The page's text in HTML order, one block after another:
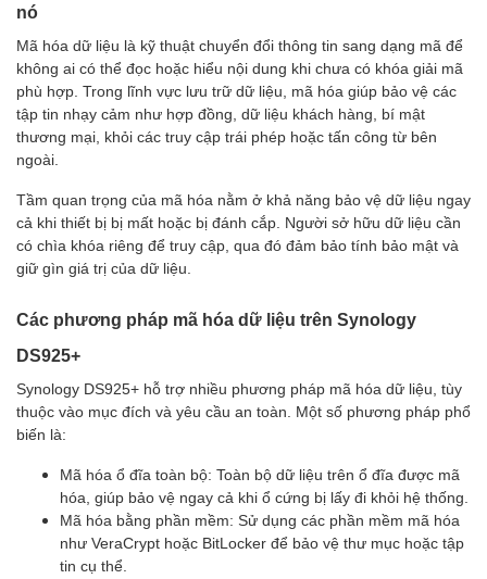
nó
Mã hóa dữ liệu là kỹ thuật chuyển đổi thông tin sang dạng mã để
không ai có thể đọc hoặc hiểu nội dung khi chưa có khóa giải mã
phù hợp. Trong lĩnh vực lưu trữ dữ liệu, mã hóa giúp bảo vệ các
tập tin nhạy cảm như hợp đồng, dữ liệu khách hàng, bí mật
thương mại, khỏi các truy cập trái phép hoặc tấn công từ bên
ngoài.
Tầm quan trọng của mã hóa nằm ở khả năng bảo vệ dữ liệu ngay
cả khi thiết bị bị mất hoặc bị đánh cắp. Người sở hữu dữ liệu cần
có chìa khóa riêng để truy cập, qua đó đảm bảo tính bảo mật và
giữ gìn giá trị của dữ liệu.
Các phương pháp mã hóa dữ liệu trên Synology
DS925+
Synology DS925+ hỗ trợ nhiều phương pháp mã hóa dữ liệu, tùy
thuộc vào mục đích và yêu cầu an toàn. Một số phương pháp phổ
biến là:
Mã hóa ổ đĩa toàn bộ: Toàn bộ dữ liệu trên ổ đĩa được mã
hóa, giúp bảo vệ ngay cả khi ổ cứng bị lấy đi khỏi hệ thống.
Mã hóa bằng phần mềm: Sử dụng các phần mềm mã hóa
như VeraCrypt hoặc BitLocker để bảo vệ thư mục hoặc tập
tin cụ thể.